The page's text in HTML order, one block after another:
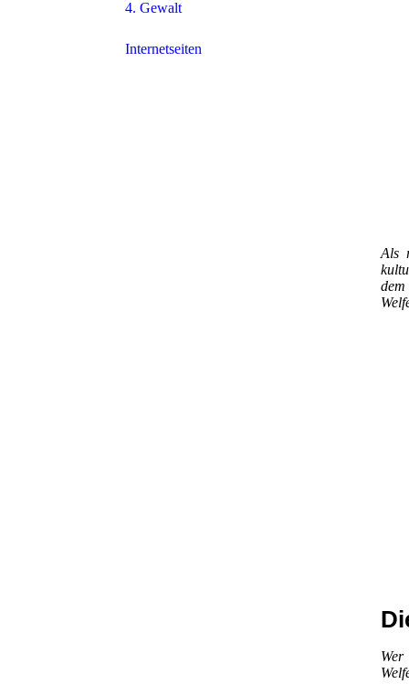
4. Gewalt
Internetseiten
Als
Wer